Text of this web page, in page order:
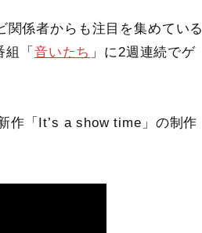
係者からも注目を集めている
「 音いたち 」に2週連続でゲ
作「It’s a show time」の制作